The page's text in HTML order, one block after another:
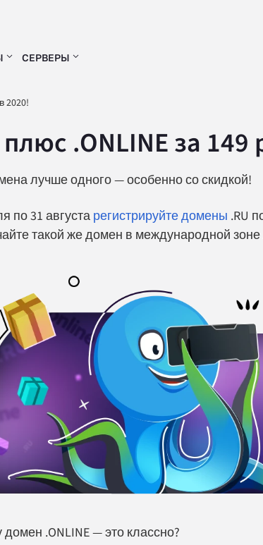
СЕРВЕРЫ
2020!
плюс .ONLINE за 149
лучше одного — особенно со скидкой!
по 31 августа регистрируйте домены .RU
такой же домен в международной зоне
.ONLINE — это классно?